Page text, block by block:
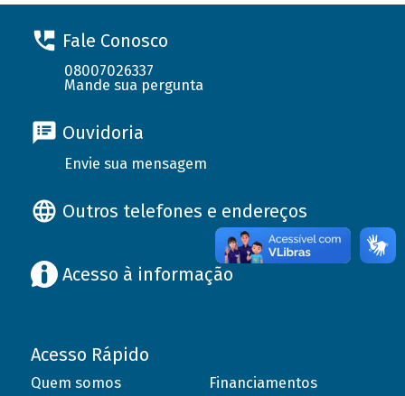
Fale Conosco
08007026337
Mande sua pergunta
Ouvidoria
Envie sua mensagem
Outros telefones e endereços
Acesso à informação
Acesso Rápido
Quem somos
Financiamentos